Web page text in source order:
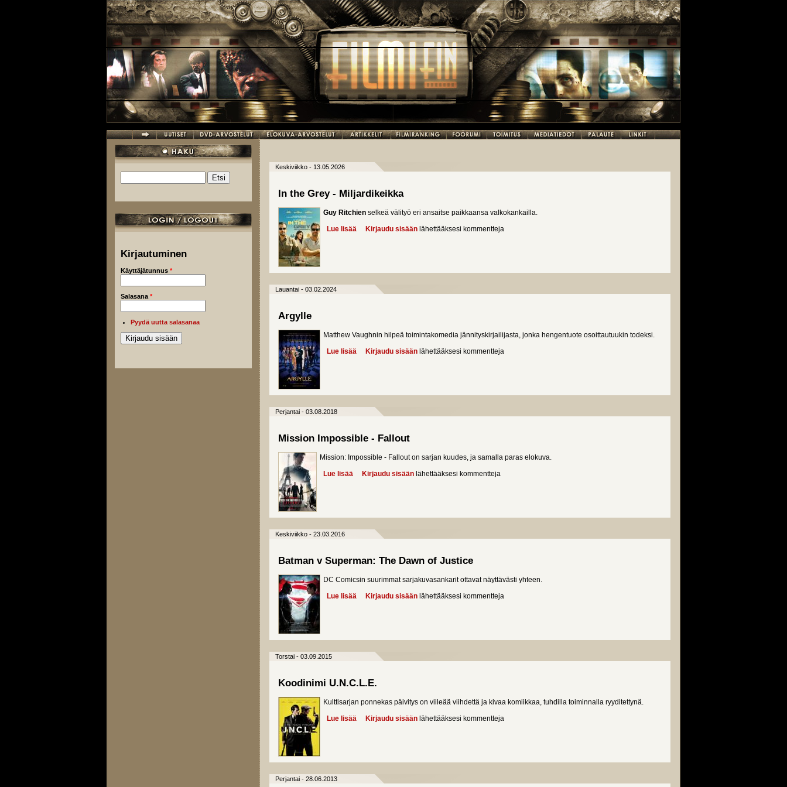
Hakulomake
Kirjautuminen
Käyttäjätunnus *
Salasana *
Pyydä uutta salasanaa
Keskiviikko - 13.05.2026
In the Grey - Miljardikeikka
Guy Ritchien selkeä välityö eri ansaitse paikkaansa valkokankailla.
Lue lisää about In the Grey - Miljardikeikka
Kirjaudu sisään lähettääksesi kommentteja
Lauantai - 03.02.2024
Argylle
Matthew Vaughnin hilpeä toimintakomedia jännityskirjailijasta, jonka hengentuote osoittautuukin todeksi.
Lue lisää about Argylle
Kirjaudu sisään lähettääksesi kommentteja
Perjantai - 03.08.2018
Mission Impossible - Fallout
Mission: Impossible - Fallout on sarjan kuudes, ja samalla paras elokuva.
Lue lisää about Mission Impossible - Fallout
Kirjaudu sisään lähettääksesi kommentteja
Keskiviikko - 23.03.2016
Batman v Superman: The Dawn of Justice
DC Comicsin suurimmat sarjakuvasankarit ottavat näyttävästi yhteen.
Lue lisää about Batman v Superman: The Dawn of Justice
Kirjaudu sisään lähettääksesi kommentteja
Torstai - 03.09.2015
Koodinimi U.N.C.L.E.
Kulttisarjan ponnekas päivitys on viileää viihdettä ja kivaa komiikkaa, tuhdilla toiminnalla ryyditettynä.
Lue lisää about Koodinimi U.N.C.L.E.
Kirjaudu sisään lähettääksesi kommentteja
Perjantai - 28.06.2013